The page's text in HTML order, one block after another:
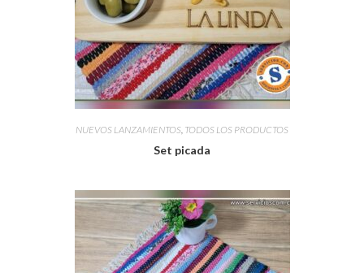
NUEVOS LANZAMIENTOS TODOS LOS PRODUCTOS
Set picada